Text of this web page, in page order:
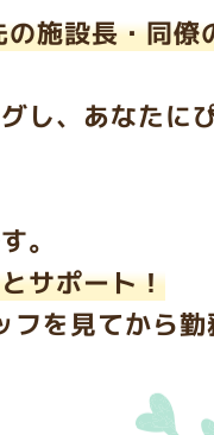
の施設長・同僚
し、あなたに
。
サポート！
フを見てから勤